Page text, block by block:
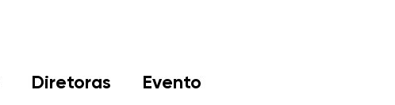
Diretoras Evento